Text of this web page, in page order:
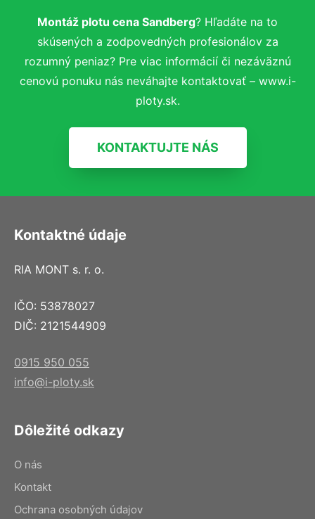
Montáž plotu cena Sandberg? Hľadáte na to
skúsených a zodpovedných profesionálov za
rozumný peniaz? Pre viac informácií či nezáväznú
cenovú ponuku nás neváhajte kontaktovať – www.i-
ploty.sk.
KONTAKTUJTE NÁS
Kontaktné údaje
RIA MONT s. r. o.
IČO: 53878027
DIČ: 2121544909
0915 950 055
info@i-ploty.sk
Dôležité odkazy
O nás
Kontakt
Ochrana osobných údajov